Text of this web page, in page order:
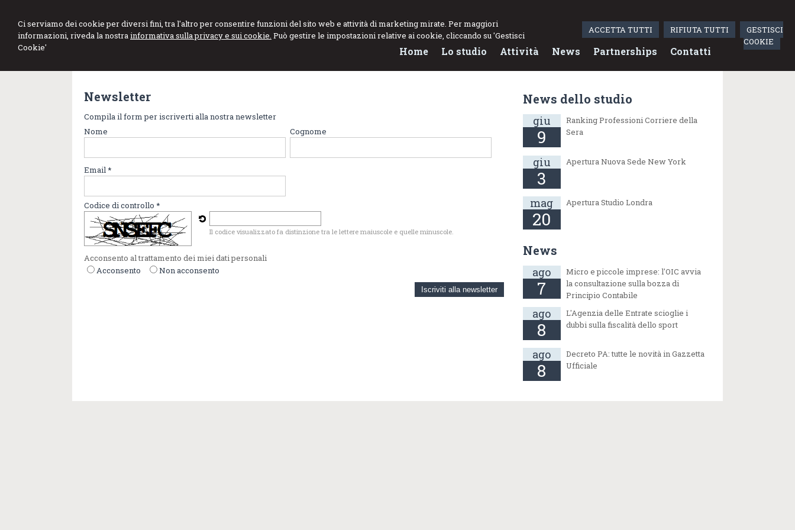
Ci serviamo dei cookie per diversi fini, tra l'altro per consentire funzioni del sito web e attività di marketing mirate. Per maggiori
informazioni, riveda la nostrainformativa sulla privacy e sui cookie. Può gestire le impostazioni relative ai cookie, cliccando su 'Gestisci
Cookie'
ACCETTA TUTTI RIFIUTA TUTTI
GESTISCI
COOKIE
Stefano Marini
Dottore Commercialista Revisore Legale
Home Lo studio Attività News Partnerships Contatti
Newsletter
Compila il form per iscriverti alla nostra newsletter
Nome
Cognome
Email *
Codice di controllo *
Il codice visualizzato fa distinzione tra le lettere maiuscole e quelle minuscole.
Acconsento al trattamento dei miei dati personali
Acconsento
Non acconsento
News dello studio
giu
9
Ranking Professioni Corriere della
Sera
giu
3
Apertura Nuova Sede New York
mag
20
Apertura Studio Londra
News
ago
7
Micro e piccole imprese: l'OIC avvia
la consultazione sulla bozza di
Principio Contabile
ago
8
L'Agenzia delle Entrate scioglie i
dubbi sulla fiscalità dello sport
ago
8
Decreto PA: tutte le novità in Gazzetta
Ufficiale